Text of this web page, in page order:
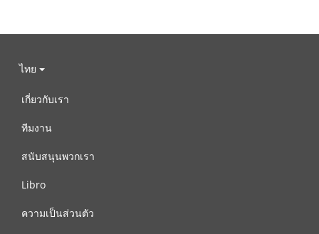
ไทย
เกี่ยวกับเรา
ทีมงาน
สนับสนุนพวกเรา
Libro
ความเป็นส่วนตัว